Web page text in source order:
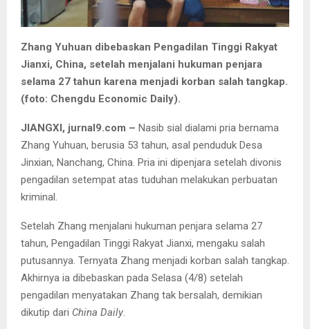
Zhang Yuhuan dibebaskan Pengadilan Tinggi Rakyat
Jianxi, China, setelah menjalani hukuman penjara
selama 27 tahun karena menjadi korban salah tangkap.
(foto: Chengdu Economic Daily).
JIANGXI, jurnal9.com – Nasib sial dialami pria bernama
Zhang Yuhuan, berusia 53 tahun, asal penduduk Desa
Jinxian, Nanchang, China. Pria ini dipenjara setelah divonis
pengadilan setempat atas tuduhan melakukan perbuatan
kriminal.
Setelah Zhang menjalani hukuman penjara selama 27
tahun, Pengadilan Tinggi Rakyat Jianxi, mengaku salah
putusannya. Ternyata Zhang menjadi korban salah tangkap.
Akhirnya ia dibebaskan pada Selasa (4/8) setelah
pengadilan menyatakan Zhang tak bersalah, demikian
dikutip dari China Daily.